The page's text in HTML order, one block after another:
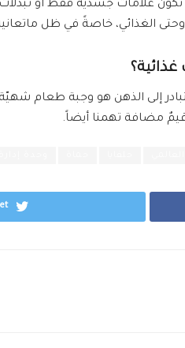
علامات جسدية فقط أو تبدّلات
الغذائي، خاصةً في ظل
إلى الذهن هو وجبة طعام شهيّة،
مضافة تهمنا أيضاً.